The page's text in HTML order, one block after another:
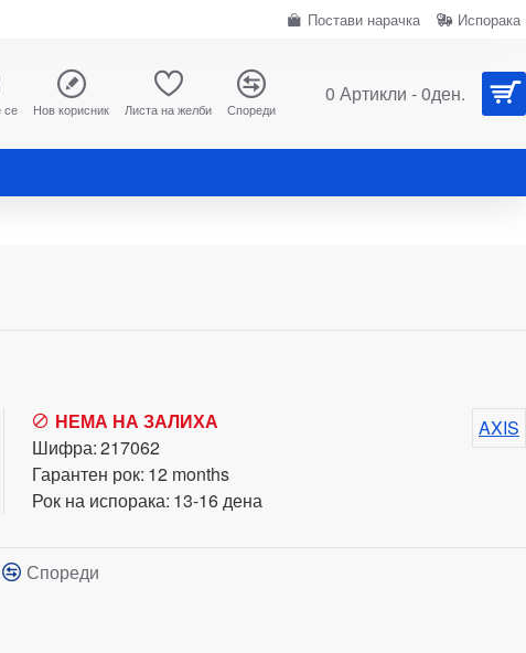
Постави нарачка Испорака
се Нов корисник Листа на желби Спореди
0 Артикли - 0ден.
НЕМА НА ЗАЛИХА
Шифра:217062
Гарантен рок: 12 months
Рок на испорака: 13-16 дена
AXIS
Спореди